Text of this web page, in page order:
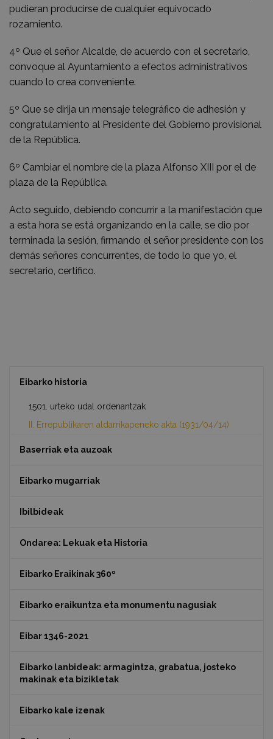
pudieran producirse de cualquier equivocado
rozamiento.
4º Que el señor Alcalde, de acuerdo con el secretario,
convoque al Ayuntamiento a efectos administrativos
cuando lo crea conveniente.
5º Que se dirija un mensaje telegráfico de adhesión y
congratulamiento al Presidente del Gobierno provisional
de la República.
6º Cambiar el nombre de la plaza Alfonso XIII por el de
plaza de la República.
Acto seguido, debiendo concurrir a la manifestación que
a esta hora se está organizando en la calle, se dio por
terminada la sesión, firmando el señor presidente con los
demás señores concurrentes, de todo lo que yo, el
secretario, certifico.
Eibarko historia
1501. urteko udal ordenantzak
II. Errepublikaren aldarrikapeneko akta (1931/04/14)
Baserriak eta auzoak
Eibarko mugarriak
Ibilbideak
Ondarea: Lekuak eta Historia
Eibarko Eraikinak 360º
Eibarko eraikuntza eta monumentu nagusiak
Eibar 1346-2021
Eibarko lanbideak: armagintza, grabatua, josteko
makinak eta bizikletak
Eibarko kale izenak